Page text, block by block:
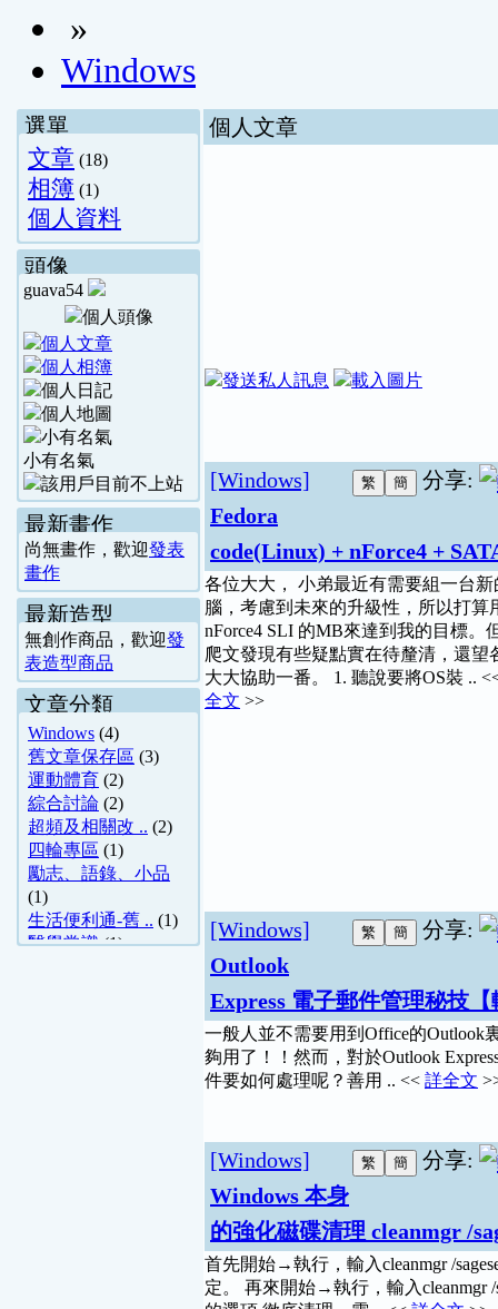
»
Windows
選單
文章 (18)
相簿 (1)
個人資料
頭像
guava54
小有名氣
最新畫作
尚無畫作，歡迎發表
畫作
最新造型
無創作商品，歡迎發
表造型商品
文章分類
Windows (4)
舊文章保存區 (3)
運動體育 (2)
綜合討論 (2)
超頻及相關改 .. (2)
四輪專區 (1)
勵志、語錄、小品
(1)
生活便利通-舊 .. (1)
醫學常識(1)
個人文章
分享:
[Windows]
Fedora
code(Linux) + nForce4 +
各位大大， 小弟最近有需要組一台新
腦，考慮到未來的升級性，所以打算
nForce4 SLI 的MB來達到我的目標。
爬文發現有些疑點實在待釐清，還望
大大協助一番。 1. 聽說要將OS裝 ..
全文 >>
分享:
[Windows]
Outlook
Express 電子郵件管理秘技【
一般人並不需要用到Office的Outlook
夠用了！！然而，對於Outlook
件要如何處理呢？善用 .. << 詳全文
分享:
[Windows]
Windows 本身
的強化磁碟清理 cleanmgr /
首先開始→執行，輸入cleanmgr /
定。 再來開始→執行，輸入cleanmgr